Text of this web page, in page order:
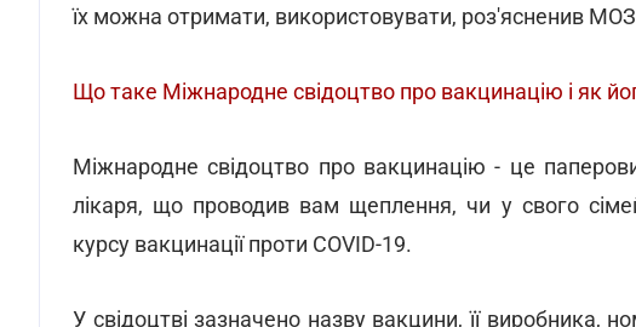
їх можна отримати, використовувати, роз'ясненив
Що таке Міжнародне свідоцтво про вакцинацію і як
Міжнародне свідоцтво про вакцинацію - це
лікаря, що проводив вам щеплення, чи у свого
курсу вакцинації проти COVID-19.
У свідоцтві зазначено назву вакцини, її виробника,